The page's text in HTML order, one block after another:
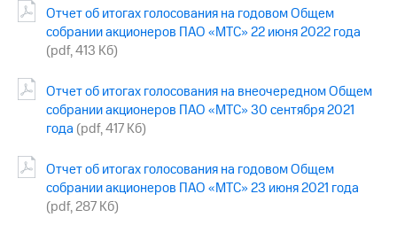
Новости
в
регионе
и акционерам
Корпоративное
управление
секретарь
Раскрытие
информации
Информация
Отчет об итогах голосования на годовом Общем
собрании акционеров ПАО «МТС» 22 июня 2022 года
(pdf, 413 Кб)
Отчет об итогах голосования на внеочередном Общем
собрании акционеров ПАО «МТС» 30 сентября 2021
года (pdf, 417 Кб)
Отчет об итогах голосования на годовом Общем
собрании акционеров ПАО «МТС» 23 июня 2021 года
(pdf, 287 Кб)